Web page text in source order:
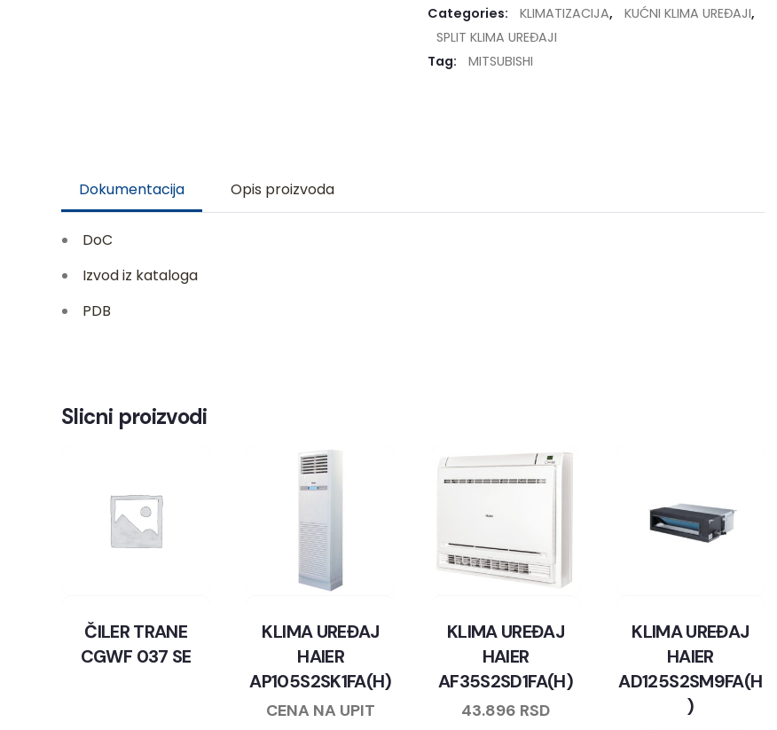
Categories:
KLIMATIZACIJA, KUĆNI KLIMA UREĐAJI,
SPLIT KLIMA UREĐAJI
Tag:
MITSUBISHI
Dokumentacija Opis proizvoda
DoC
Izvod iz kataloga
PDB
Slicni proizvodi
ČILER TRANE
CGWF 037 SE
KLIMA UREĐAJ
HAIER
AP105S2SK1FA(H)
CENA NA UPIT
KLIMA UREĐAJ
HAIER
AF35S2SD1FA(H)
43.896 RSD
KLIMA UREĐAJ
HAIER
AD125S2SM9FA(H
)